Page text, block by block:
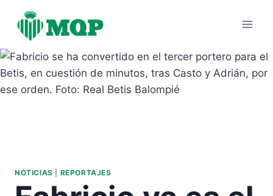
contenido
NOTICIAS REPORTAJES